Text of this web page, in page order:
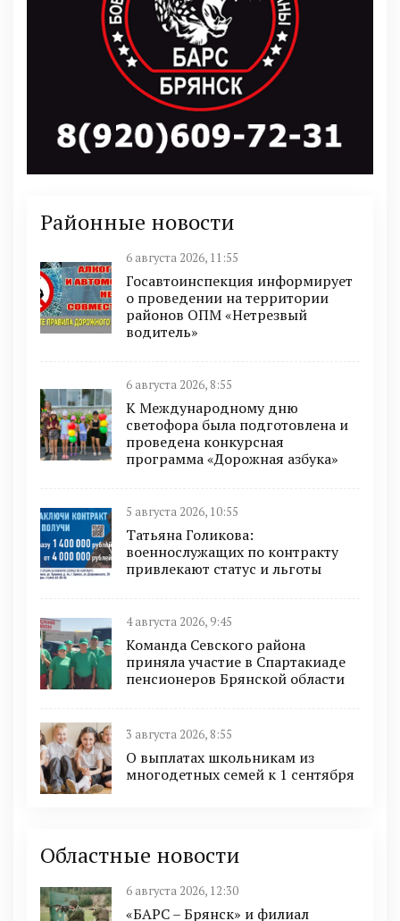
Районные новости
6 августа 2026, 11:55
Госавтоинспекция информирует
о проведении на территории
районов ОПМ «Нетрезвый
водитель»
6 августа 2026, 8:55
К Международному дню
светофора была подготовлена и
проведена конкурсная
программа «Дорожная азбука»
5 августа 2026, 10:55
Татьяна Голикова:
военнослужащих по контракту
привлекают статус и льготы
4 августа 2026, 9:45
Команда Севского района
приняла участие в Спартакиаде
пенсионеров Брянской области
3 августа 2026, 8:55
О выплатах школьникам из
многодетных семей к 1 сентября
Областные новости
6 августа 2026, 12:30
«БАРС – Брянск» и филиал